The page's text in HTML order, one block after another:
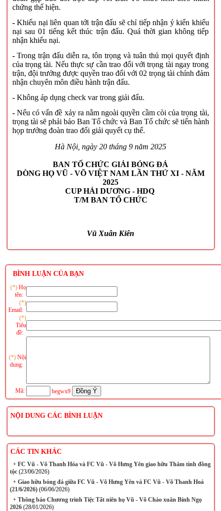
chứng thể hiện.
-Khiếu nại liên quan tới trận đấu sẽ chỉ tiếp nhận ý kiến khiếu
nại sau 01 tiếng kết thúc trận đấu. Quá thời gian không tiếp
nhận khiếu nại.
-Trong trận đấu diễn ra, tôn trọng và tuân thủ mọi quyết định
của trọng tài. Nếu thực sự cần trao đổi với trọng tài ngay trong
trận, đội trưởng được quyền trao đổi với 02 trọng tài chính đảm
nhận chuyên môn điều hành trận đấu.
- Không áp dụng check var trong giải đấu.
-Nếu có vấn đề xảy ra nằm ngoài quyền cầm còi của trọng tài,
trọng tài sẽ phải báo Ban Tổ chức và Ban Tổ chức sẽ tiến hành
họp trưởng đoàn trao đổi giải quyết cụ thể.
Hà Nội, ngày 20 tháng 9 năm 2025
BAN TỔ CHỨC GIẢI BÓNG ĐÁ
DÒNG HỌ VŨ - VÕ VIỆT NAM LẦN THỨ XI - NĂM
2025
CUP HẢI DƯƠNG - HDQ
T/M BAN TỔ CHỨC
Vũ Xuân Kiên
BÌNH LUẬN CỦA BẠN
(*) Họ
tên:
(*)
Email:
(*)
Tiêu
đề:
(*) Nội
dung:
Mã: begwx9
NỘI DUNG CÁC BÌNH LUẬN
CÁC TIN KHÁC
+FC Vũ - Võ Thanh Hóa và FC Vũ - Võ Hưng Yên giao hữu Thắm tình đồng
tộc(23/06/2026)
+Giao hữu bóng đá giữa FC Vũ - Võ Hưng Yên và FC Vũ - Võ Thanh Hoá
(21/6/2026)(06/06/2026)
+Thông báo Chương trình Tiệc Tất niên họ Vũ - Võ Chào xuân Bính Ngọ
2026(28/01/2026)